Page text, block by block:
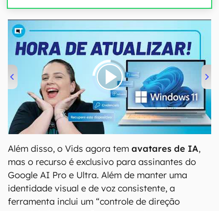
00:00 04:52
Além disso, o Vids agora tem avatares de IA,
mas o recurso é exclusivo para assinantes do
Google AI Pro e Ultra. Além de manter uma
identidade visual e de voz consistente, a
ferramenta inclui um “controle de direção